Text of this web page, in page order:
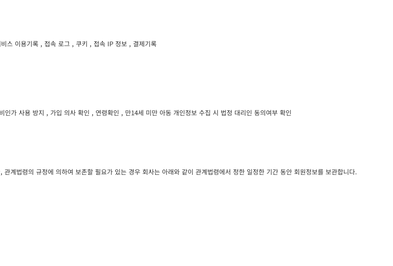
스 이용기록 , 접속 로그 , 쿠키 , 접속 IP 정보 , 결제기록
가 사용 방지 , 가입 의사 확인 , 연령확인 , 만14세 미만 아동 개인정보 수집 시 법정 대리인 동의여부 확인
계법령의 규정에 의하여 보존할 필요가 있는 경우 회사는 아래와 같이 관계법령에서 정한 일정한 기간 동안 회원정보를 보관합니다.